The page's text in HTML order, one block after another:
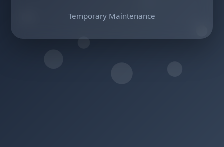
Temporary Maintenance